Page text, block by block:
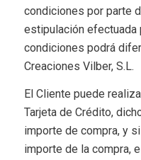
condiciones por parte
estipulación
condiciones podrá
Creaciones Vilber, S.L.
El Cliente puede
Tarjeta de Crédito,
importe de compra, y
importe de la compra,